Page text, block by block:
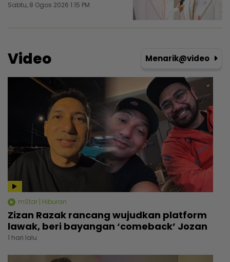
Sabtu, 8 Ogos 2026 1:15 PM
Video Menarik@video
mStar | Hiburan
Zizan Razak rancang wujudkan platform
lawak, beri bayangan ‘comeback’ Jozan
1 hari lalu